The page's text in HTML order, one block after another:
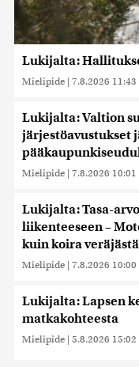
Lukijalta:
Mielipide | 7.8.2026 11:43
Lukijalta: Valtion
järjestöavustukset
Mielipide | 7.8.2026 10:01
Lukijalta: Tasa-
liikenteeseen –
kuin koira veräjästä
Mielipide | 7.8.2026 10:00
Lukijalta: Lapsen
matkakohteesta
Mielipide | 5.8.2026 15:02